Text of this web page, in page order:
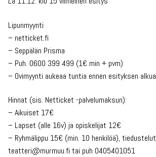
Lipunmyynti
– netticket.fi
– Seppälän Prisma
– Puh. 0600 399 499 (1€ min + pvm)
– Ovimyynti aukeaa tuntia ennen esityksen alkua
Hinnat (sis. Netticket -palvelumaksun):
– Aikuiset 17€
– Lapset (alle 16v) ja opiskelijat 12€
– Ryhmälippu 15€ (min. 10 henkilöä), tiedustelut
teatteri@murmuu.fi tai puh 0405401051